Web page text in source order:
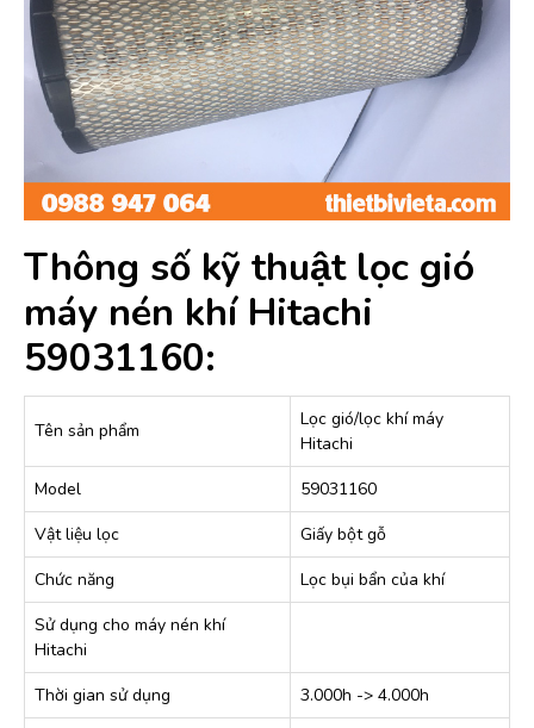
Thông số kỹ thuật lọc gió
máy nén khí Hitachi
59031160:
Tên sản phẩm
Lọc gió/lọc khí máy
Hitachi
Model
59031160
Vật liệu lọc
Giấy bột gỗ
Chức năng
Lọc bụi bẩn của khí
Sử dụng cho máy nén khí
Hitachi
Thời gian sử dụng
3.000h -> 4.000h